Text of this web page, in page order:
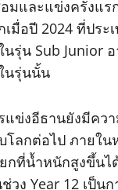
มและแข่งครั้งแร
เมื่อปี 2024 ที่ปร
นรุ่น Sub Junior
นรุ่นนั้น
แข่งอีธานยังมีคว
โลกต่อไป ภายใ
กที่น้ำหนักสูงขึ้น
วง Year 12 เป็น